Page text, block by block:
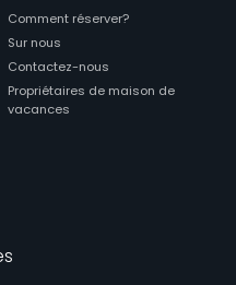
Comment réserver?
Sur nous
Contactez-nous
Propriétaires de maison de
vacances